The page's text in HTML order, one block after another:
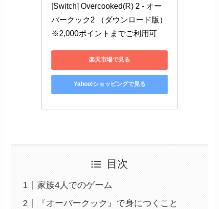
[Switch] Overcooked(R) 2 - オー
バークック2 （ダウンロード版）
※2,000ポイントまでご利用可
楽天市場で見る
Yahoo!ショッピングで見る
目次
家族4人でのゲーム
『オーバークック』で身につくこと